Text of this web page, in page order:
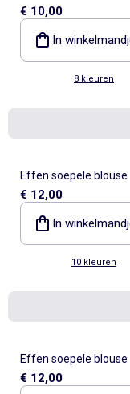
Italiaanse kraag
€ 10,00
In
8 kleuren
Effen soepele blouse
€ 12,00
In
10 kleuren
Effen soepele blouse
€ 12,00